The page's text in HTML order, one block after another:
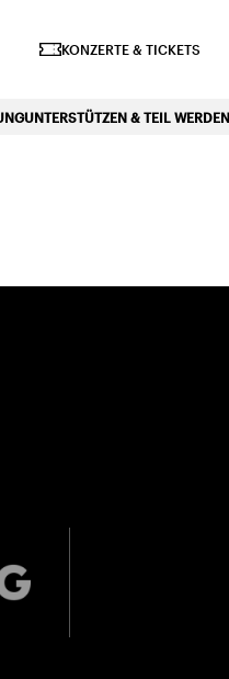
KONZERTE & TICKETS
UNTERSTÜTZEN & TEIL WERDEN